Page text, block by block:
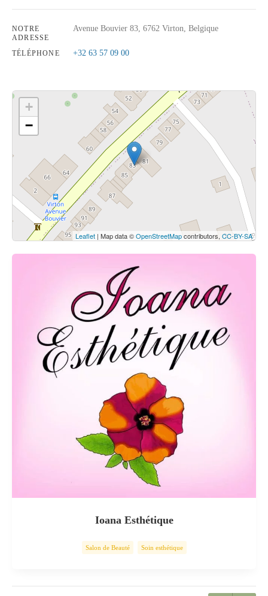
Rechercher
NOTRE
ADRESSE
Avenue Bouvier 83, 6762 Virton, Belgique
TÉLÉPHONE +32 63 57 09 00
Cliquez sur le bouton pour afficher la carte.
Voir la carte
+
−
Leaflet | Map data ©OpenStreetMapcontributors, CC-BY-SA
Ioana Esthétique
Salon de Beauté Soin esthétique